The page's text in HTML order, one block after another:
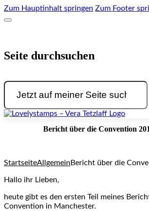
Zum Hauptinhalt springen Zum Footer
Seite durchsuchen
Suchen
Bericht über die Convention
StartseiteAllgemein Bericht über die
Hallo ihr Lieben,
heute gibt es den ersten Teil meines
Convention in Manchester.